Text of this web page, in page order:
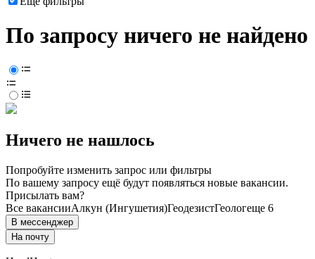
По запросу ничего не найдено
Ничего не нашлось
Попробуйте изменить запрос или фильтры
По вашему запросу ещё будут появляться новые вакансии.
Присылать вам?
Все вакансииАлкун (Ингушетия)ГеодезистГеологеще 6
В мессенджер
На почту